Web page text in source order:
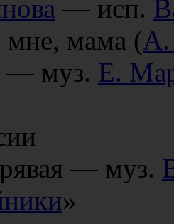
— исп.
мне, мама (А.
— муз. Е.
— муз.
»